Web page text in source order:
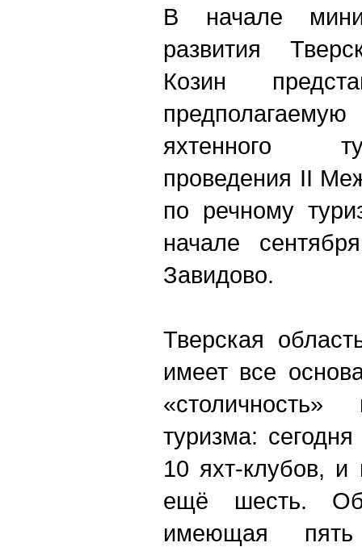
В начале
развития
Козин
предполагаемую
яхтенного
проведения II
по речному
начале
Завидово.
Тверская
имеет все
туризма:
10 яхт-клубов, и
ещё шесть.
имеющая